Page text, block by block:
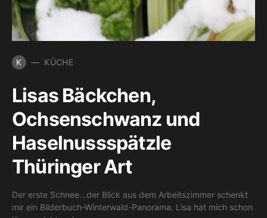
K KÜCHE
Lisas Bäckchen,
Ochsenschwanz und
Haselnussspätzle
Thüringer Art
Der erste Schnee…der Blick aus dem Arbeitszimmer schenkt
mir ein Bilderbuch-Winterwald-Panorama. Lisa hat mich schon